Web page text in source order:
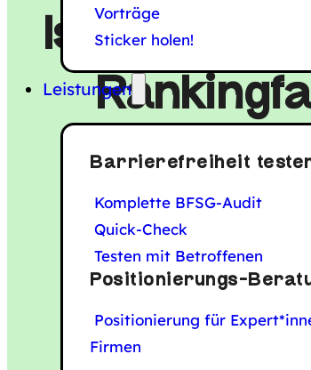
Vorträge
Sticker holen!
Leistungen
Barrierefreiheit
Komplette BFSG-Audit
Quick-Check
Testen mit Betroffenen
Positionierungs-
Positionierung für
Firmen
Ist